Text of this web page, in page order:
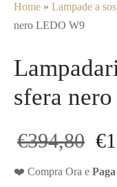
Home » Lampade a
nero LEDO W9
sfera
€394,80 Il
€
❤️ Compra Ora e